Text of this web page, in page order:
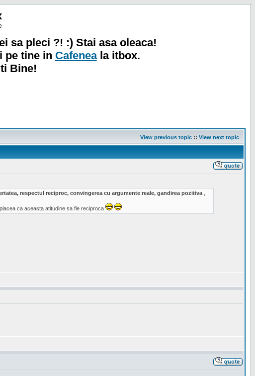
sa pleci ?! :) Stai asa oleaca!
pe tine in Cafeneala itbox.
Bine!
View previous topic :: View next topic
respectul reciproc, convingerea cu argumente reale, gandirea pozitiva
ca aceasta atitudine sa fie reciproca